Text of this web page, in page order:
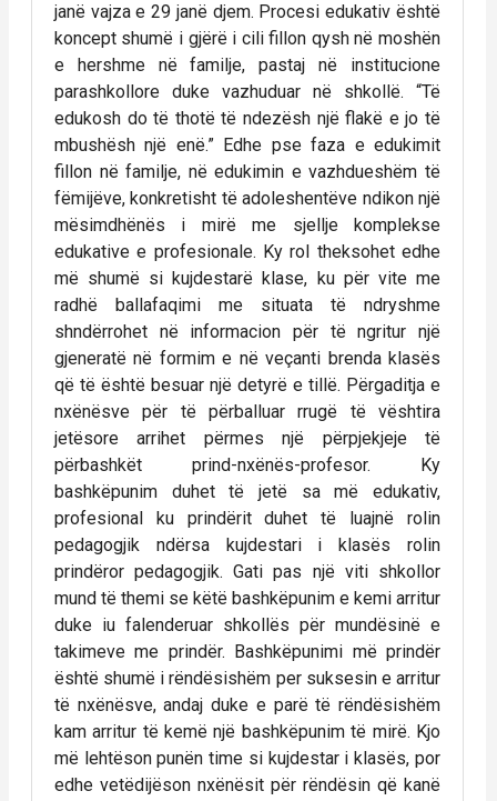
janë vajza e 29 janë djem. Procesi edukativ është
koncept shumë i gjërë i cili fillon qysh në moshën
e hershme në familje, pastaj në institucione
parashkollore duke vazhuduar në shkollë. “Të
edukosh do të thotë të ndezësh një flakë e jo të
mbushësh një enë.” Edhe pse faza e edukimit
fillon në familje, në edukimin e vazhdueshëm të
fëmijëve, konkretisht të adoleshentëve ndikon një
mësimdhënës i mirë me sjellje komplekse
edukative e profesionale. Ky rol theksohet edhe
më shumë si kujdestarë klase, ku për vite me
radhë ballafaqimi me situata të ndryshme
shndërrohet në informacion për të ngritur një
gjeneratë në formim e në veçanti brenda klasës
që të është besuar një detyrë e tillë. Përgaditja e
nxënësve për të përballuar rrugë të vështira
jetësore arrihet përmes një përpjekjeje të
përbashkët prind-nxënës-profesor. Ky
bashkëpunim duhet të jetë sa më edukativ,
profesional ku prindërit duhet të luajnë rolin
pedagogjik ndërsa kujdestari i klasës rolin
prindëror pedagogjik. Gati pas një viti shkollor
mund të themi se këtë bashkëpunim e kemi arritur
duke iu falenderuar shkollës për mundësinë e
takimeve me prindër. Bashkëpunimi më prindër
është shumë i rëndësishëm per suksesin e arritur
të nxënësve, andaj duke e parë të rëndësishëm
kam arritur të kemë një bashkëpunim të mirë. Kjo
më lehtëson punën time si kujdestar i klasës, por
edhe vetëdijëson nxënësit për rëndësin që kanë